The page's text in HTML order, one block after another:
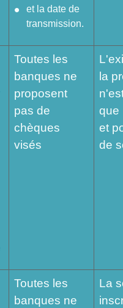
et la date de
transmission.
Toutes les
banques ne
proposent
pas de
chèques
visés
la
que
et
de
Toutes les
banques ne
La